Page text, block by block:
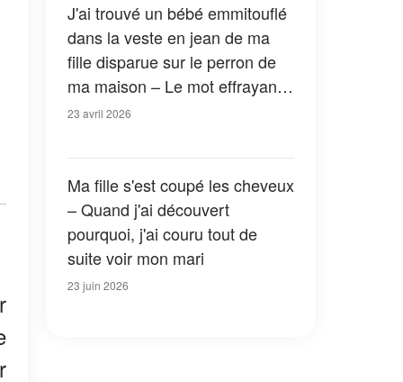
J'ai trouvé un bébé emmitouflé
dans la veste en jean de ma
fille disparue sur le perron de
ma maison – Le mot effrayant
que j'ai sorti de la poche m'a
23 avril 2026
Ma fille s'est coupé les cheveux
– Quand j'ai découvert
pourquoi, j'ai couru tout de
suite voir mon mari
23 juin 2026